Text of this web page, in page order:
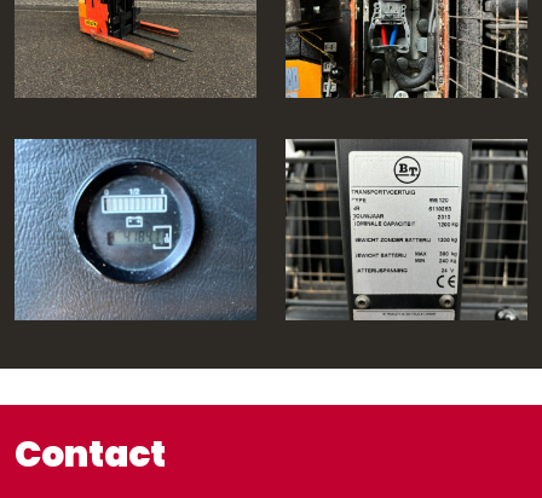
Contact